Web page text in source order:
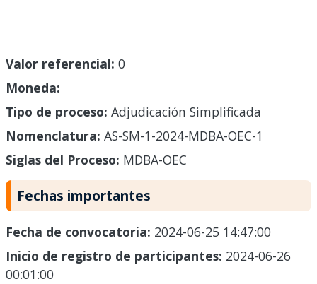
Valor referencial: 0
Moneda:
Tipo de proceso: Adjudicación Simplificada
Nomenclatura: AS-SM-1-2024-MDBA-OEC-1
Siglas del Proceso: MDBA-OEC
Fechas importantes
Fecha de convocatoria: 2024-06-25 14:47:00
Inicio de registro de participantes: 2024-06-26
00:01:00